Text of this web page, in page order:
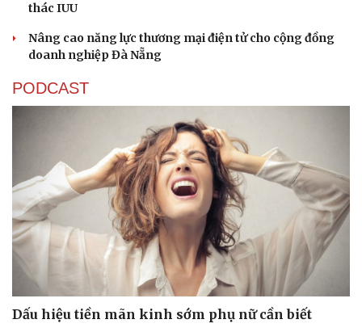
Săn Tour
check-in
Podcast
Câu chuyện thời sự
Đọc truyện đêm khuya
Cửa sổ tình yêu
Kể chuyện cho bé
Hạt giống tâm hồn
thác IUU
Nâng cao năng lực thương mại điện tử cho cộng đồng
doanh nghiệp Đà Nẵng
PODCAST
Dấu hiệu tiền mãn kinh sớm phụ nữ cần biết